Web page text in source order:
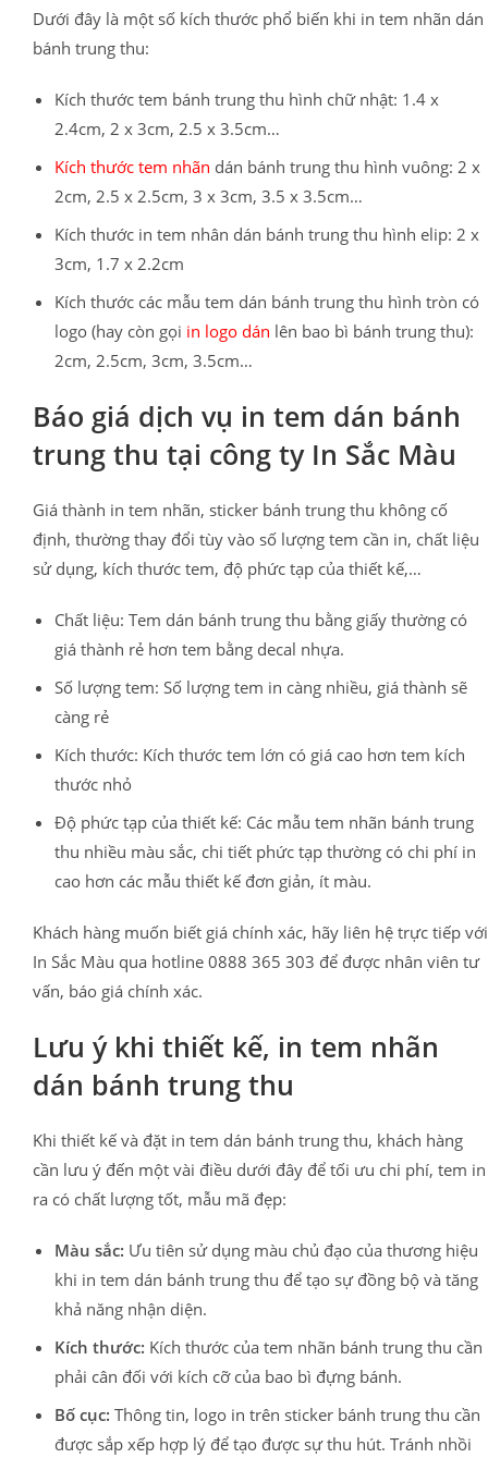
Dưới đây là một số kích thước phổ biến khi in tem nhãn dán
bánh trung thu:
Kích thước tem bánh trung thu hình chữ nhật: 1.4 x
2.4cm, 2 x 3cm, 2.5 x 3.5cm…
Kích thước tem nhãn dán bánh trung thu hình vuông: 2 x
2cm, 2.5 x 2.5cm, 3 x 3cm, 3.5 x 3.5cm…
Kích thước in tem nhân dán bánh trung thu hình elip: 2 x
3cm, 1.7 x 2.2cm
Kích thước các mẫu tem dán bánh trung thu hình tròn có
logo (hay còn gọi in logo dán lên bao bì bánh trung thu):
2cm, 2.5cm, 3cm, 3.5cm…
Báo giá dịch vụ in tem dán bánh
trung thu tại công ty In Sắc Màu
Giá thành in tem nhãn, sticker bánh trung thu không cố
định, thường thay đổi tùy vào số lượng tem cần in, chất liệu
sử dụng, kích thước tem, độ phức tạp của thiết kế,…
Chất liệu: Tem dán bánh trung thu bằng giấy thường có
giá thành rẻ hơn tem bằng decal nhựa.
Số lượng tem: Số lượng tem in càng nhiều, giá thành sẽ
càng rẻ
Kích thước: Kích thước tem lớn có giá cao hơn tem kích
thước nhỏ
Độ phức tạp của thiết kế: Các mẫu tem nhãn bánh trung
thu nhiều màu sắc, chi tiết phức tạp thường có chi phí in
cao hơn các mẫu thiết kế đơn giản, ít màu.
Khách hàng muốn biết giá chính xác, hãy liên hệ trực tiếp với
In Sắc Màu qua hotline 0888 365 303 để được nhân viên tư
vấn, báo giá chính xác.
Lưu ý khi thiết kế, in tem nhãn
dán bánh trung thu
Khi thiết kế và đặt in tem dán bánh trung thu, khách hàng
cần lưu ý đến một vài điều dưới đây để tối ưu chi phí, tem in
ra có chất lượng tốt, mẫu mã đẹp:
Màu sắc: Ưu tiên sử dụng màu chủ đạo của thương hiệu
khi in tem dán bánh trung thu để tạo sự đồng bộ và tăng
khả năng nhận diện.
Kích thước: Kích thước của tem nhãn bánh trung thu cần
phải cân đối với kích cỡ của bao bì đựng bánh.
Bố cục: Thông tin, logo in trên sticker bánh trung thu cần
được sắp xếp hợp lý để tạo được sự thu hút. Tránh nhồi